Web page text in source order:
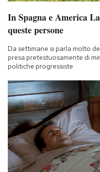
In Spagna e America
queste persone
Da settimane si parla molto
presa pretestuosamente di
politiche progressiste